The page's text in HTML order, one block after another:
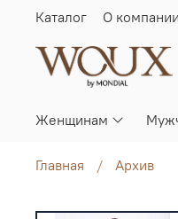
Каталог О компании
Женщинам
Главная Архив